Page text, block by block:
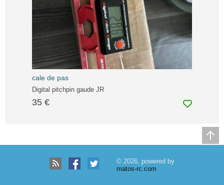
cale de pas
Digital pitchpin gaude JR
35 €
© 2026, powered by
matos-rc.com